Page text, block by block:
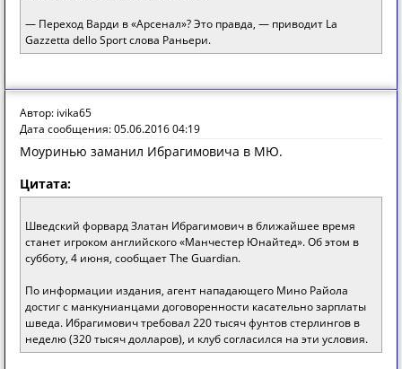
— Переход Варди в «Арсенал»? Это правда, — приводит La
Gazzetta dello Sport слова Раньери.
Автор: ivika65
Дата сообщения: 05.06.2016 04:19
Моуринью заманил Ибрагимовича в МЮ.
Цитата:
Шведский форвард Златан Ибрагимович в ближайшее время
станет игроком английского «Манчестер Юнайтед». Об этом в
субботу, 4 июня, сообщает The Guardian.
По информации издания, агент нападающего Мино Райола
достиг с манкунианцами договоренности касательно зарплаты
шведа. Ибрагимович требовал 220 тысяч фунтов стерлингов в
неделю (320 тысяч долларов), и клуб согласился на эти условия.